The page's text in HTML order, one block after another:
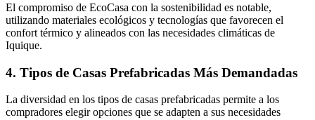
El compromiso de EcoCasa con la sostenibilidad es notable,
utilizando materiales ecológicos y tecnologías que favorecen el
confort térmico y alineados con las necesidades climáticas de
Iquique.
4. Tipos de Casas Prefabricadas Más Demandadas
La diversidad en los tipos de casas prefabricadas permite a los
compradores elegir opciones que se adapten a sus necesidades